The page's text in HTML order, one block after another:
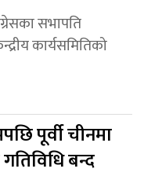
सभापति
कार्यसमितिको
पूर्वी चीनमा
बन्द